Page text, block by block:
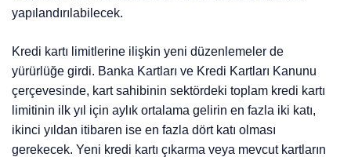
yapılandırılabilecek.
Kredi kartı limitlerine ilişkin yeni düzenlemeler de
yürürlüğe girdi. Banka Kartları ve Kredi Kartları Kanunu
çerçevesinde, kart sahibinin sektördeki toplam kredi kartı
limitinin ilk yıl için aylık ortalama gelirin en fazla iki katı,
ikinci yıldan itibaren ise en fazla dört katı olması
gerekecek. Yeni kredi kartı çıkarma veya mevcut kartların